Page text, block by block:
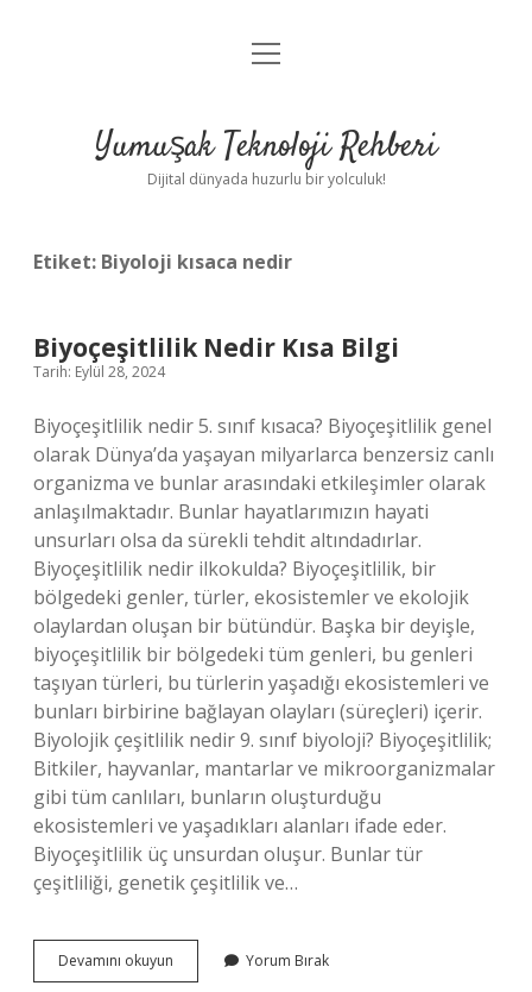
Anasayfa
Yasal Uyarı
menüyü
Yumuşak Teknoloji Rehberi
Dijital dünyada huzurlu bir yolculuk!
Etiket: Biyoloji kısaca nedir
Biyoçeşitlilik Nedir Kısa Bilgi
Tarih: Eylül 28, 2024
Biyoçeşitlilik nedir 5. sınıf kısaca? Biyoçeşitlilik genel
olarak Dünya’da yaşayan milyarlarca benzersiz canlı
organizma ve bunlar arasındaki etkileşimler olarak
anlaşılmaktadır. Bunlar hayatlarımızın hayati
unsurları olsa da sürekli tehdit altındadırlar.
Biyoçeşitlilik nedir ilkokulda? Biyoçeşitlilik, bir
bölgedeki genler, türler, ekosistemler ve ekolojik
olaylardan oluşan bir bütündür. Başka bir deyişle,
biyoçeşitlilik bir bölgedeki tüm genleri, bu genleri
taşıyan türleri, bu türlerin yaşadığı ekosistemleri ve
bunları birbirine bağlayan olayları (süreçleri) içerir.
Biyolojik çeşitlilik nedir 9. sınıf biyoloji? Biyoçeşitlilik;
Bitkiler, hayvanlar, mantarlar ve mikroorganizmalar
gibi tüm canlıları, bunların oluşturduğu
ekosistemleri ve yaşadıkları alanları ifade eder.
Biyoçeşitlilik üç unsurdan oluşur. Bunlar tür
çeşitliliği, genetik çeşitlilik ve…
Devamını okuyun Biyoçeşitlilik
Nedir
Yorum Bırak